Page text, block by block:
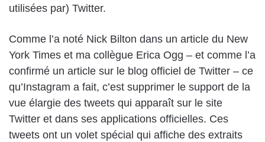
utilisées par) Twitter.
Comme l’a noté Nick Bilton dans un article du New
York Times et ma collègue Erica Ogg – et comme l’a
confirmé un article sur le blog officiel de Twitter – ce
qu’Instagram a fait, c’est supprimer le support de la
vue élargie des tweets qui apparaît sur le site
Twitter et dans ses applications officielles. Ces
tweets ont un volet spécial qui affiche des extraits